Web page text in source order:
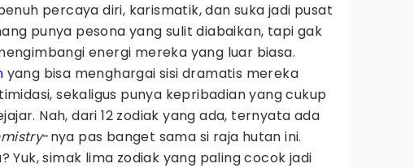
percaya diri, karismatik, dan suka jadi pusat
punya pesona yang sulit diabaikan, tapi gak
energi mereka yang luar biasa.
yang bisa menghargai sisi dramatis mereka
sekaligus punya kepribadian yang cukup
Nah, dari 12 zodiak yang ada, ternyata ada
-nya pas banget sama si raja hutan ini.
Yuk, simak lima zodiak yang paling cocok jadi